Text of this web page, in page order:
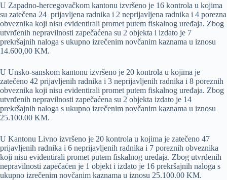
U Zapadno-hercegovačkom kantonu izvršeno je 16 kontrola u kojima
su zatečena 24 prijavljena radnika i 2 neprijavljena radnika i 4 porezna
obveznika koji nisu evidentirali promet putem fiskalnog uređaja. Zbog
utvrđenih nepravilnosti zapečaćena su 2 objekta i izdato je 7
prekršajnih naloga s ukupno izrečenim novčanim kaznama u iznosu
14.600,00 KM.
U Unsko-sanskom kantonu izvršeno je 20 kontrola u kojima je
zatečeno 42 prijavljenih radnika i 3 neprijavljenih radnika i 8 poreznih
obveznika koji nisu evidentirali promet putem fiskalnog uređaja. Zbog
utvrđenih nepravilnosti zapečaćena su 2 objekta izdato je 14
prekršajnih naloga s ukupno izrečenim novčanim kaznama u iznosu
25.100.00 KM.
U Kantonu Livno izvršeno je 20 kontrola u kojima je zatečeno 47
prijavljenih radnika i 6 neprijavljenih radnika i 7 poreznih obveznika
koji nisu evidentirali promet putem fiskalnog uređaja. Zbog utvrđenih
nepravilnosti zapečaćen je 1 objekt i izdato je 16 prekršajnih naloga s
ukupno izrečenim novčanim kaznama u iznosu 25.100.00 KM.